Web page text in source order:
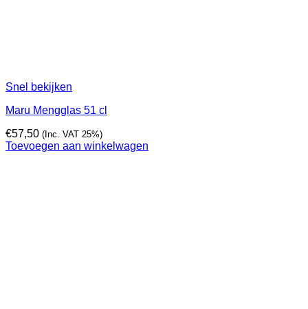
Snel bekijken
Maru Mengglas 51 cl
€57,50 (Inc. VAT 25%)
Toevoegen aan winkelwagen